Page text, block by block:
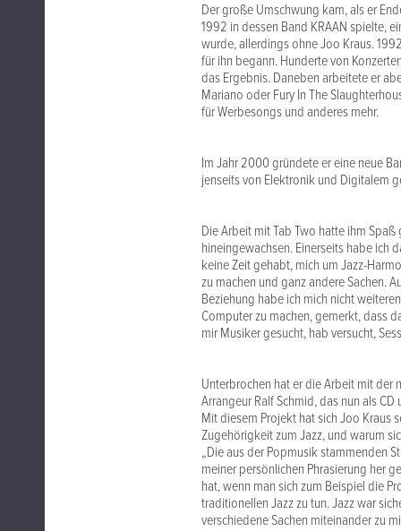
Der große Umschwung kam, als er
1992 in dessen Band KRAAN spielte,
wurde, allerdings ohne Joo Kraus.
für ihn begann. Hunderte von
das Ergebnis. Daneben arbeitete er
Mariano oder Fury In The
für Werbesongs und anderes mehr.
Im Jahr 2000 gründete er eine neue
jenseits von Elektronik und Digitalem
Die Arbeit mit Tab Two hatte ihm
hineingewachsen. Einerseits habe ich
keine Zeit gehabt, mich um Jazz-
zu machen und ganz andere Sachen.
Beziehung habe ich mich nicht
Computer zu machen, gemerkt, dass
mir Musiker gesucht, hab versucht,
Unterbrochen hat er die Arbeit mit der
Arrangeur Ralf Schmid, das nun als
Mit diesem Projekt hat sich Joo Kraus
Zugehörigkeit zum Jazz, und warum
„Die aus der Popmusik stammenden
meiner persönlichen Phrasierung her
hat, wenn man sich zum Beispiel die
traditionellen Jazz zu tun. Jazz war
verschiedene Sachen miteinander zu